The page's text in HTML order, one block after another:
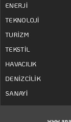
ENERJİ
TEKNOLOJİ
TURİZM
TEKSTİL
HAVACILIK
DENİZCİLİK
SANAYİ